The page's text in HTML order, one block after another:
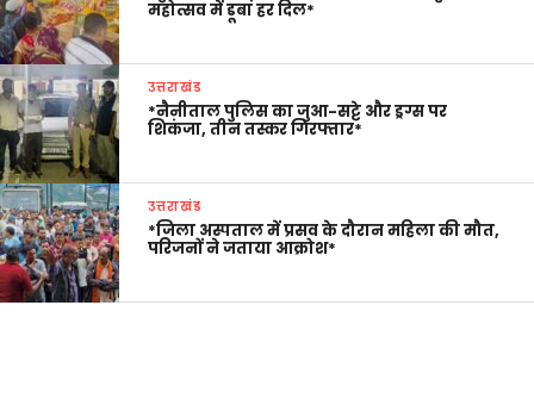
महोत्सव में डूबा हर दिल*
उत्तराखंड
*नैनीताल पुलिस का जुआ-सट्टे और ड्रग्स पर
शिकंजा, तीन तस्कर गिरफ्तार*
उत्तराखंड
*जिला अस्पताल में प्रसव के दौरान महिला की मौत,
परिजनों ने जताया आक्रोश*